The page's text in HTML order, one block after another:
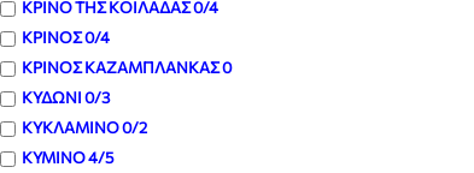
ΚΡΙΝΟ ΤΗΣ ΚΟΙΛΑΔΑΣ0/4
ΚΡΙΝΟΣ0/4
ΚΡΙΝΟΣ ΚΑΖΑΜΠΛΑΝΚΑΣ0
ΚΥΔΩΝΙ0/3
ΚΥΚΛΑΜΙΝΟ0/2
ΚΥΜΙΝΟ4/5